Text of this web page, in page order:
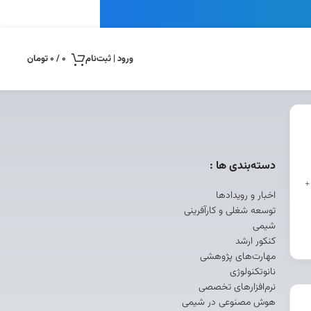
ورود | ثبت‌نام 0
/
0تومان
دسته‌بندی ها :
اخبار و رویدادها
توسعه شغلی و کارآفرینی
شیمی
کنکور ارشد
مهارت‌های پژوهشی
نانوتکنولوژی
نرم‌افزارهای تخصصی
هوش مصنوعی در شیمی